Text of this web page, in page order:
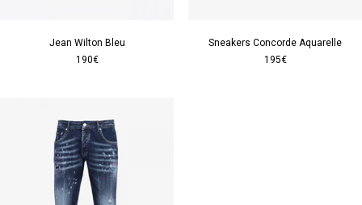
Jean Wilton Bleu
190€
Sneakers Concorde Aquarelle
195€